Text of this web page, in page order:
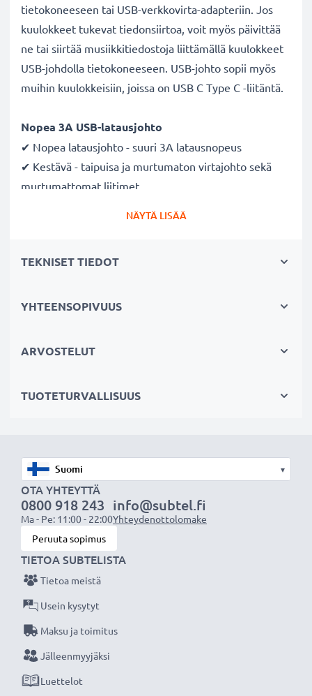
tietokoneeseen tai USB-verkkovirta-adapteriin. Jos
kuulokkeet tukevat tiedonsiirtoa, voit myös päivittää
ne tai siirtää musiikkitiedostoja liittämällä kuulokkeet
USB-johdolla tietokoneeseen. USB-johto sopii myös
muihin kuulokkeisiin, joissa on USB C Type C -liitäntä.
Nopea 3A USB-latausjohto
✔ Nopea latausjohto - suuri 3A latausnopeus
✔ Kestävä - taipuisa ja murtumaton virtajohto sekä
murtumattomat liitimet
tietokoneeseen liittämiseksi
suurella 480 MBit/s - USB 2.0 nopeudella
✔ Yhteensopiva myös aiempien USB-versioiden
siirtämiseen tietokoneelta
Tekniset tiedot:
Tuotemerkki : CELLONIC
Tyyppi: lataus- & tiedonsiirtojohto / liitäntäjohto
Liitäntä 1: USB C Type C liitin kuulokkeisiin
Liitäntä 2 : USB A liitin laturiin tai tietokoneeseen
Versio: 2.0
Latausvirta
Johdon pituus: 1,0m
Kaapelimateriaali
NÄYTÄ LISÄÄ
TEKNISET TIEDOT
YHTEENSOPIVUUS
ARVOSTELUT
TUOTETURVALLISUUS
▾
OTA YHTEYTTÄ
0800 918 243
Ma - Pe: 11:00 - 22:00
info@subtel.fi
Yhteydenottolomake
Peruuta sopimus
TIETOA SUBTELISTA
Tietoa meistä
Usein kysytyt
Maksu ja toimitus
Jälleenmyyjäksi
Luettelot